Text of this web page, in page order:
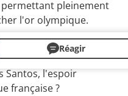
pleinement
l'or olympique.
Réagir
Santos, l'espoir
française ?